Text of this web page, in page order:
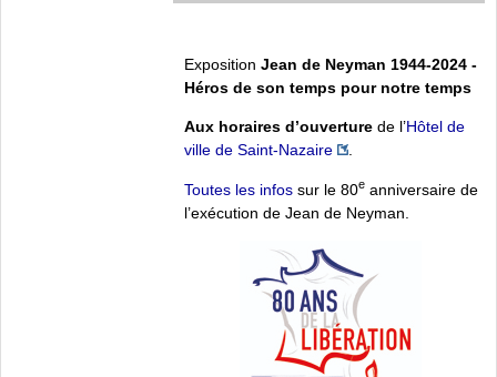
Exposition Jean de Neyman 1944-2024 -
Héros de son temps pour notre temps
Aux horaires d’ouverture de l’Hôtel de
ville de Saint-Nazaire
.
Toutes les infos sur le 80e anniversaire de
l’exécution de Jean de Neyman.